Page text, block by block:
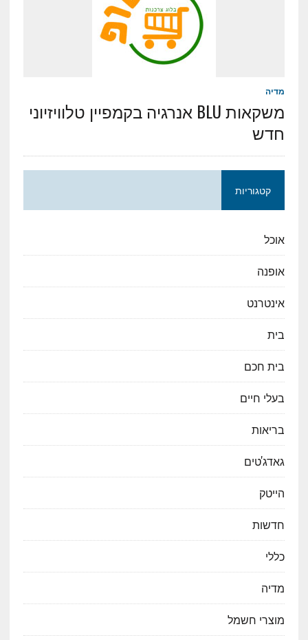
מדיה
משקאות BLU אנרגיה בקמפיין טלוויזיוני
חדש
קטגוריות
אוכל
אופנה
אינטרנט
בית
בית חכם
בעלי חיים
בריאות
גאדג'טים
הייטק
חדשות
כללי
מדיה
מוצרי חשמל